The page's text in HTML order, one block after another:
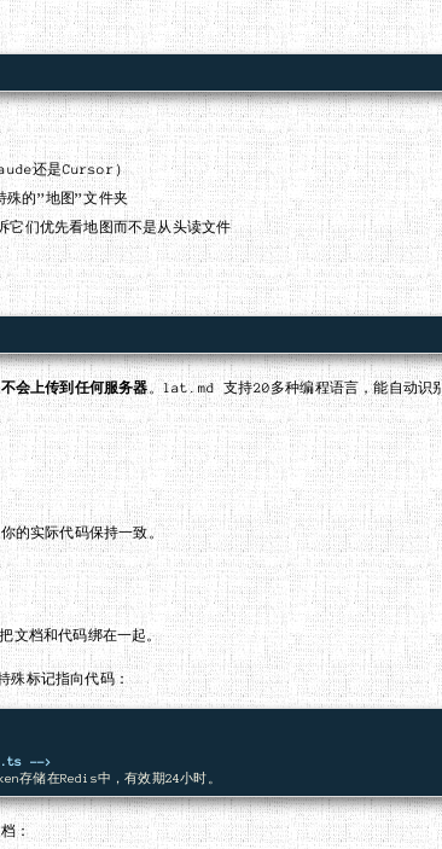
还是Cursor）
殊的”地图”文件夹
它们优先看地图而不是从头读文件
会上传到任何服务器 。lat.md 支持20多种编程语言，能自动识
的实际代码保持一致。
档和代码绑在一起。
殊标记指向代码：
-->
：